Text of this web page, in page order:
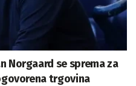
Norgaard se sprema za
trgovina